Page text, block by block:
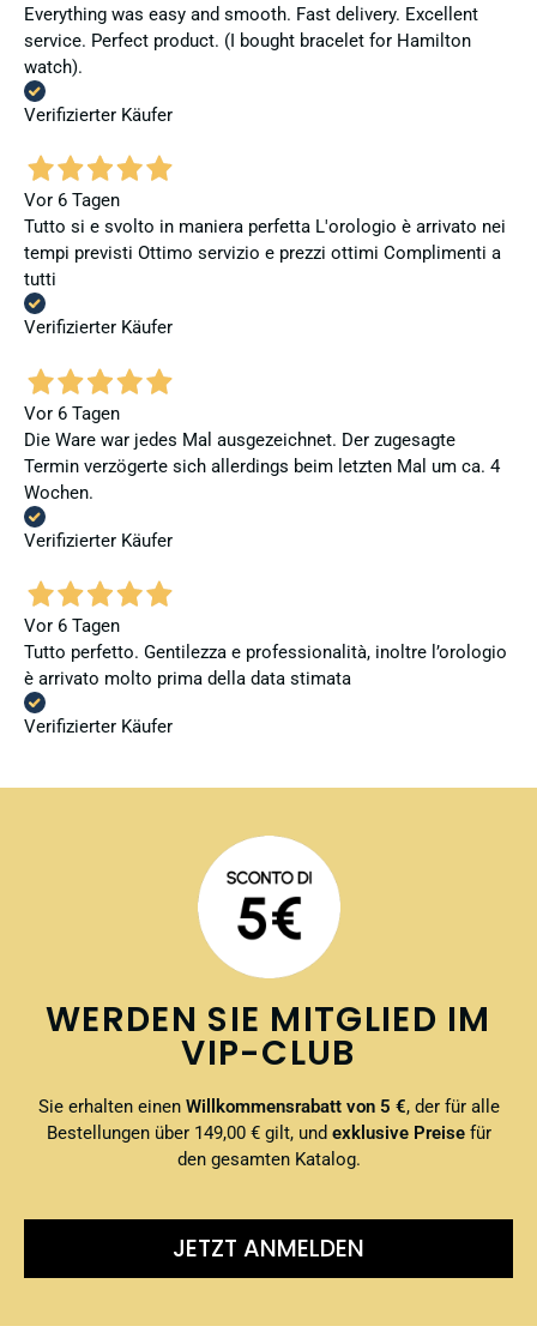
Everything was easy and smooth. Fast delivery. Excellent
service. Perfect product. (I bought bracelet for Hamilton
watch).
Verifizierter Käufer
Vor 6 Tagen
Tutto si e svolto in maniera perfetta L'orologio è arrivato nei
tempi previsti Ottimo servizio e prezzi ottimi Complimenti a
tutti
Verifizierter Käufer
Vor 6 Tagen
Die Ware war jedes Mal ausgezeichnet. Der zugesagte
Termin verzögerte sich allerdings beim letzten Mal um ca. 4
Wochen.
Verifizierter Käufer
Vor 6 Tagen
Tutto perfetto. Gentilezza e professionalità, inoltre l’orologio
è arrivato molto prima della data stimata
Verifizierter Käufer
WERDEN SIE MITGLIED IM
VIP-CLUB
Sie erhalten einenWillkommensrabatt von 5 €, der für alle
Bestellungen über 149,00 € gilt, und exklusive Preisefür
den gesamten Katalog.
JETZT ANMELDEN